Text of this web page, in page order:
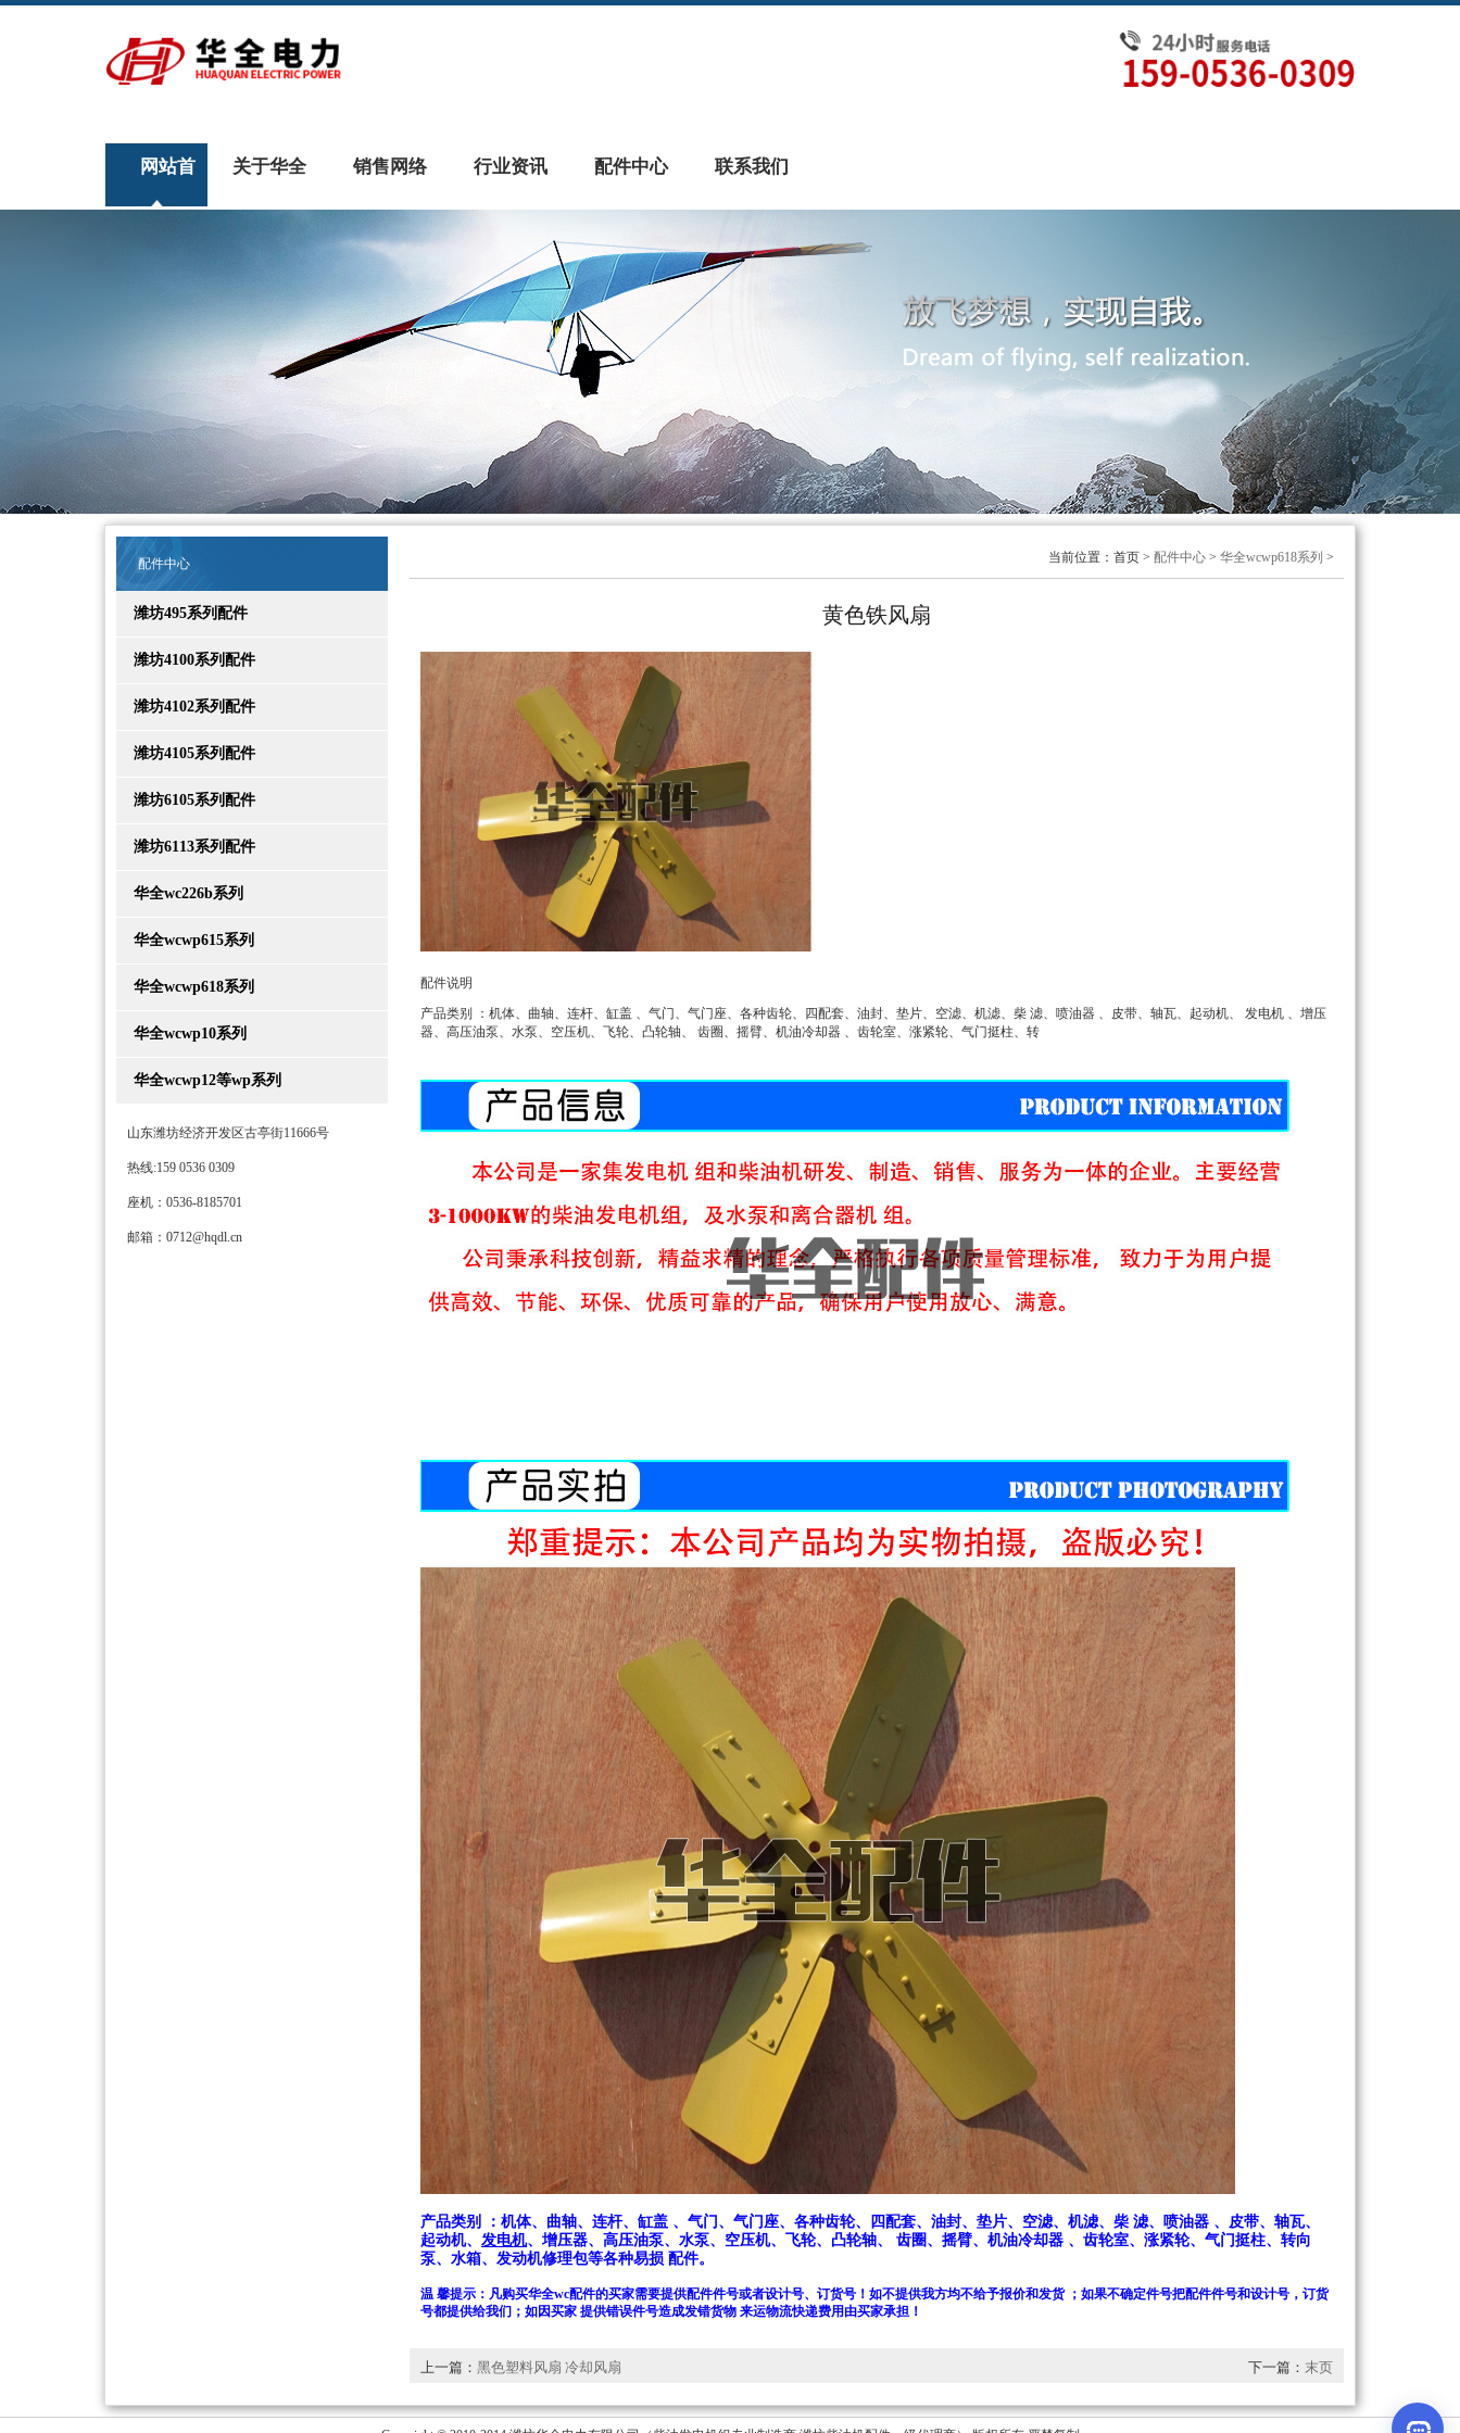
网站首
页
关于华全 销售网络 行业资讯 配件中心 联系我们
配件中心
潍坊495系列配件
潍坊4100系列配件
潍坊4102系列配件
潍坊4105系列配件
潍坊6105系列配件
潍坊6113系列配件
华全wc226b系列
华全wcwp615系列
华全wcwp618系列
华全wcwp10系列
华全wcwp12等wp系列
山东潍坊经济开发区古亭街11666号
热线:159 0536 0309
座机：0536-8185701
邮箱：0712@hqdl.cn
当前位置：首页 > 配件中心 > 华全wcwp618系列 >
黄色铁风扇
配件说明
产品类别 ：机体、曲轴、连杆、缸盖 、气门、气门座、各种齿轮、四配套、油封、垫片、空滤、机滤、柴 滤、喷油器 、皮带、轴瓦、起动机、 发电机 、增压
器、高压油泵、水泵、空压机、飞轮、凸轮轴、 齿圈、摇臂、机油冷却器 、齿轮室、涨紧轮、气门挺柱、转
产品类别 ：机体、曲轴、连杆、缸盖 、气门、气门座、各种齿轮、四配套、油封、垫片、空滤、机滤、柴 滤、喷油器 、皮带、轴瓦、
起动机、 发电机、增压器、高压油泵、水泵、空压机、飞轮、凸轮轴、 齿圈、摇臂、机油冷却器 、齿轮室、涨紧轮、气门挺柱、转向
泵、水箱、发动机修理包等各种易损 配件。
温 馨提示：凡购买华全wc配件的买家需要提供配件件号或者设计号、订货号！如不提供我方均不给予报价和发货 ；如果不确定件号把配件件号和设计号，订货
号都提供给我们；如因买家 提供错误件号造成发错货物 来运物流快递费用由买家承担！
上一篇： 黑色塑料风扇 冷却风扇 下一篇： 末页